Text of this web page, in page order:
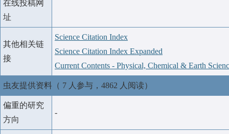
在线投稿网
址
其他相关链
接
Science Citation Index
Science Citation Index Expanded
Current Contents - Physical, Chemical & Earth
虫友提供资料（ 7 人参与，4862 人阅读）
偏重的研究
方向
-